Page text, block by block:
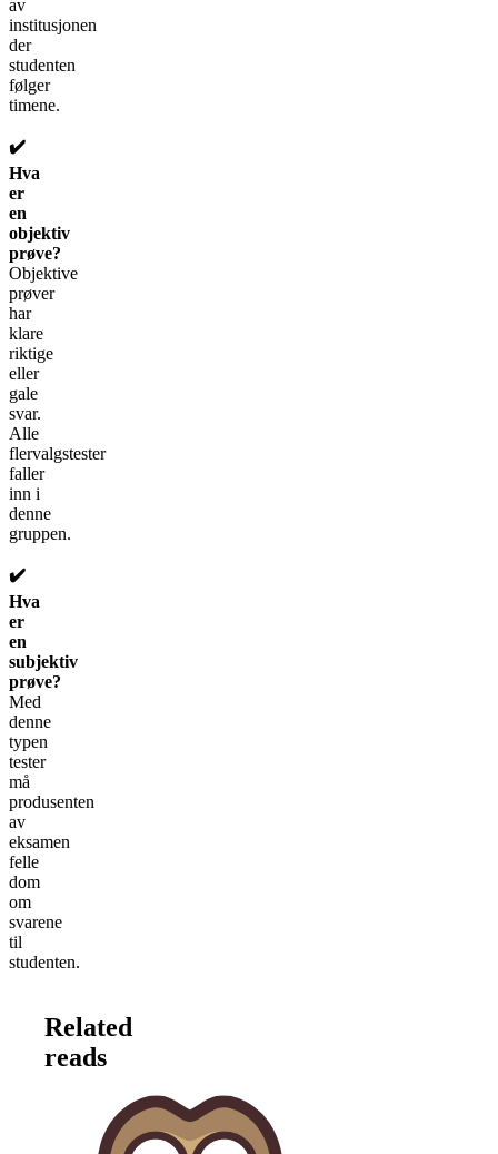
av
institusjonen
der
studenten
følger
timene.
✔️
Hva
er
en
objektiv
prøve?
Objektive
prøver
har
klare
riktige
eller
gale
svar.
Alle
flervalgstester
faller
inn i
denne
gruppen.
✔️
Hva
er
en
subjektiv
prøve?
Med
denne
typen
tester
må
produsenten
av
eksamen
felle
dom
om
svarene
til
studenten.
Related
reads